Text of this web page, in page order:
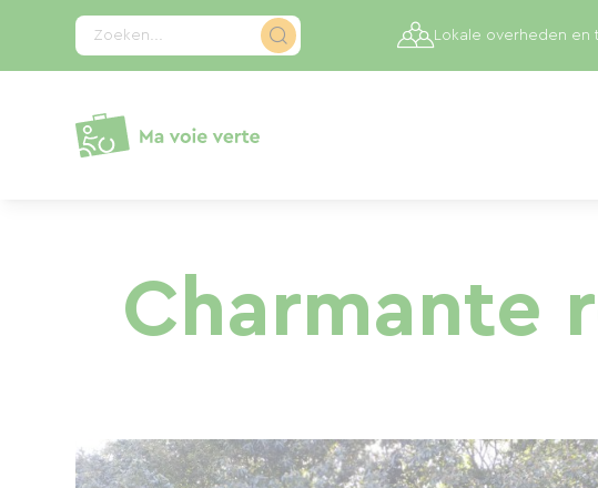
Zoeken... Lokale overheden en
Charmante
Cookies beheer paneel